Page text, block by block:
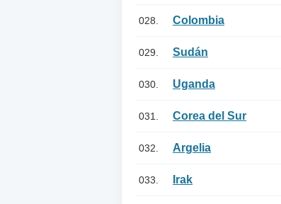
028. Colombia
029. Sudán
030. Uganda
031. Corea del Sur
032. Argelia
033. Irak